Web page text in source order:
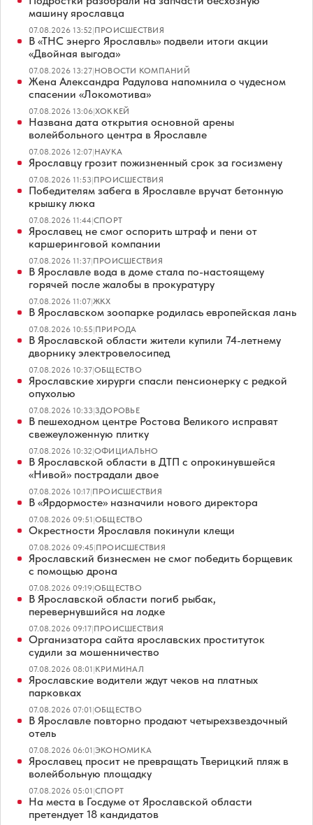
машину ярославца
07.08.2026 13:52|ПРОИСШЕСТВИЯ
В «ТНС энерго Ярославль» подвели итоги акции
«Двойная выгода»
07.08.2026 13:27|НОВОСТИ КОМПАНИЙ
Жена Александра Радулова напомнила о чудесном
спасении «Локомотива»
07.08.2026 13:06|ХОККЕЙ
Названа дата открытия основной арены
волейбольного центра в Ярославле
07.08.2026 12:07|НАУКА
Ярославцу грозит пожизненный срок за госизмену
07.08.2026 11:53|ПРОИСШЕСТВИЯ
Победителям забега в Ярославле вручат бетонную
крышку люка
07.08.2026 11:44|СПОРТ
Ярославец не смог оспорить штраф и пени от
каршеринговой компании
07.08.2026 11:37|ПРОИСШЕСТВИЯ
В Ярославле вода в доме стала по-настоящему
горячей после жалобы в прокуратуру
07.08.2026 11:07|ЖКХ
В Ярославском зоопарке родилась европейская лань
07.08.2026 10:55|ПРИРОДА
В Ярославской области жители купили 74-летнему
дворнику электровелосипед
07.08.2026 10:37|ОБЩЕСТВО
Ярославские хирурги спасли пенсионерку с редкой
опухолью
07.08.2026 10:33|ЗДОРОВЬЕ
В пешеходном центре Ростова Великого исправят
свежеуложенную плитку
07.08.2026 10:32|ОФИЦИАЛЬНО
В Ярославской области в ДТП с опрокинувшейся
«Нивой» пострадали двое
07.08.2026 10:17|ПРОИСШЕСТВИЯ
В «Ярдормосте» назначили нового директора
07.08.2026 09:51|ОБЩЕСТВО
Окрестности Ярославля покинули клещи
07.08.2026 09:45|ПРОИСШЕСТВИЯ
Ярославский бизнесмен не смог победить борщевик
с помощью дрона
07.08.2026 09:19|ОБЩЕСТВО
В Ярославской области погиб рыбак,
перевернувшийся на лодке
07.08.2026 09:17|ПРОИСШЕСТВИЯ
Организатора сайта ярославских проституток
судили за мошенничество
07.08.2026 08:01|КРИМИНАЛ
Ярославские водители ждут чеков на платных
парковках
07.08.2026 07:01|ОБЩЕСТВО
В Ярославле повторно продают четырехзвездочный
отель
07.08.2026 06:01|ЭКОНОМИКА
Ярославец просит не превращать Тверицкий пляж в
волейбольную площадку
07.08.2026 05:01|СПОРТ
На места в Госдуме от Ярославской области
претендует 18 кандидатов